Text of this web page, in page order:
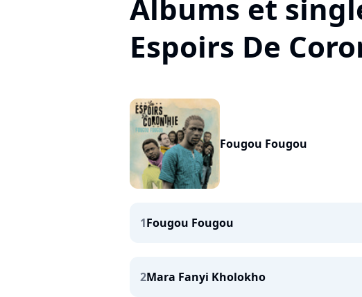
Albums et
Espoirs De
Fougou Fougou
1Fougou Fougou
2Mara Fanyi Kholokho